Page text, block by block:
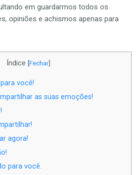
em guardarmos todos os
opiniões e achismos apenas para
Índice [Fechar]
você!
as suas emoções!
agora!
para você.